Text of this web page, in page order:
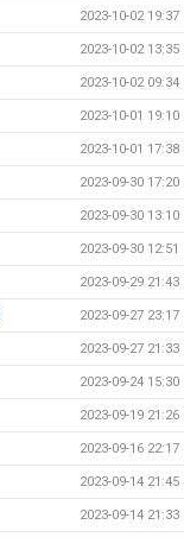
2023-10-02 19:37
2023-10-02 13:35
2023-10-02 09:34
2023-10-01 19:10
2023-10-01 17:38
2023-09-30 17:20
2023-09-30 13:10
2023-09-30 12:51
2023-09-29 21:43
2023-09-27 23:17
2023-09-27 21:33
2023-09-24 15:30
2023-09-19 21:26
2023-09-16 22:17
2023-09-14 21:45
2023-09-14 21:33